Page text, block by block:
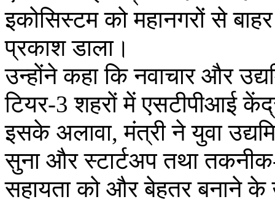
इकोसिस्टम को महानगरों से
प्रकाश डाला।
उन्होंने कहा कि नवाचार और
टियर-3 शहरों में एसटीपीआई
इसके अलावा, मंत्री ने युवा
सुना और स्टार्टअप तथा
सहायता को और बेहतर बनाने के